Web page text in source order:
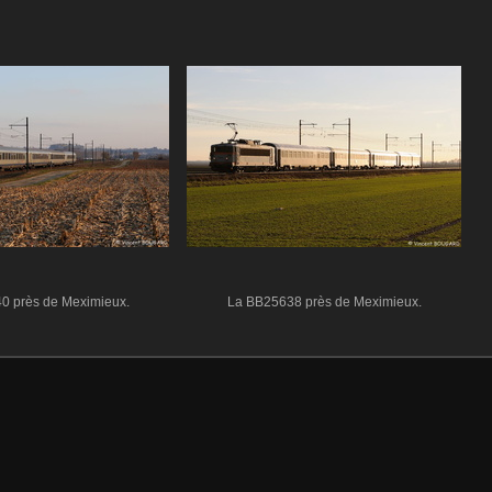
près de Meximieux. La BB25638 près de Meximieux.